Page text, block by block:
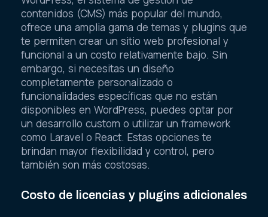
contenidos (CMS) más popular del mundo,
ofrece una amplia gama de temas y plugins que
te permiten crear un sitio web profesional y
funcional a un costo relativamente bajo. Sin
embargo, si necesitas un diseño
completamente personalizado o
funcionalidades específicas que no están
disponibles en WordPress, puedes optar por
un desarrollo custom o utilizar un framework
como Laravel o React. Estas opciones te
brindan mayor flexibilidad y control, pero
también son más costosas.
Costo de licencias y plugins adicionales